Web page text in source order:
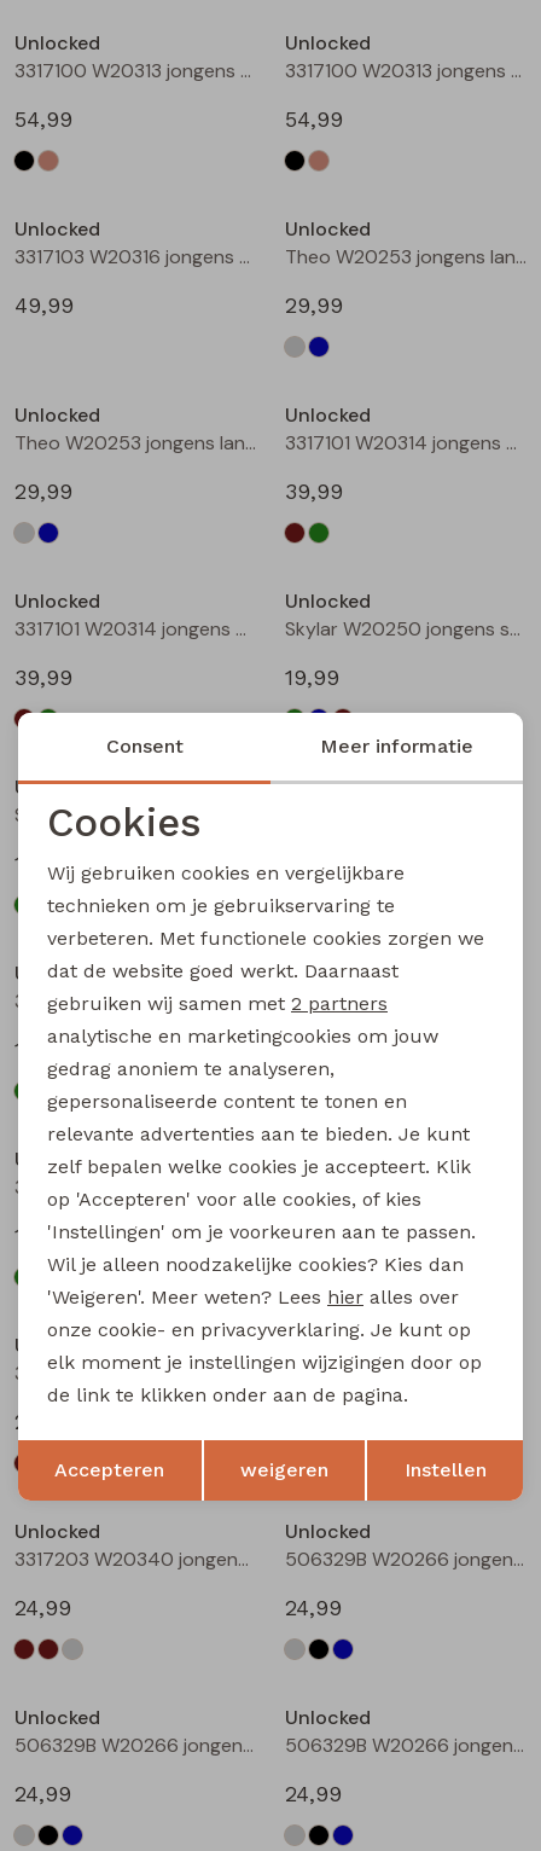
Bermuda's
Unlocked
3317100 W20313 jongens buiten jack Zwart
54,99
Unlocked
3317100 W20313 jongens buiten jack Taupe
54,99
Unlocked
3317103 W20316 jongens buiten jack Camel
49,99
Unlocked
Theo W20253 jongens lange broek Denim grey
29,99
Unlocked
Theo W20253 jongens lange broek Denim
29,99
Unlocked
3317101 W20314 jongens buiten jack Bruin
39,99
Unlocked
3317101 W20314 jongens buiten jack Bottle
39,99
Unlocked
Skylar W20250 jongens sweatshirt Groen licht
19,99
Unlocked
19,99
Unlocked
19,99
Unlocked
3317600 W20332 jongens T-shirt lm Mint
17,99
Unlocked
17,99
Unlocked
17,99
Unlocked
17,99
Unlocked
3317203 W20340 jongens lange broek Bruin donker
24,99
Unlocked
Unlocked
3317203 W20340 jongens lange broek Antra
24,99
Unlocked
506329B W20266 jongens lange broek Denim grey
24,99
Unlocked
506329B W20266 jongens lange broek Denim black
24,99
Unlocked
506329B W20266 jongens lange broek Denim darkwashed
24,99
Noodzakelijke cookies
Analytische cookies
Marketing cookies
Terug Opslaan
Consent Meer informatie
Cookies
Wij gebruiken cookies en vergelijkbare
technieken om je gebruikservaring te
verbeteren. Met functionele cookies zorgen we
dat de website goed werkt. Daarnaast
gebruiken wij samen met 2 partners
analytische en marketingcookies om jouw
gedrag anoniem te analyseren,
gepersonaliseerde content te tonen en
relevante advertenties aan te bieden. Je kunt
zelf bepalen welke cookies je accepteert. Klik
op 'Accepteren' voor alle cookies, of kies
'Instellingen' om je voorkeuren aan te passen.
Wil je alleen noodzakelijke cookies? Kies dan
'Weigeren'. Meer weten? Lees hier alles over
onze cookie- en privacyverklaring. Je kunt op
elk moment je instellingen wijzigingen door op
de link te klikken onder aan de pagina.
Accepteren weigeren Instellen